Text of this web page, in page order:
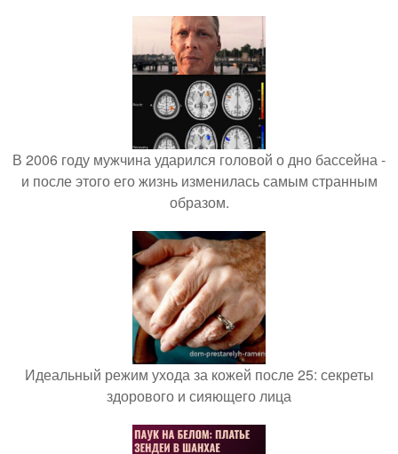
В 2006 году мужчина ударился головой о дно бассейна -
и после этого его жизнь изменилась самым странным
образом.
Идеальный режим ухода за кожей после 25: секреты
здорового и сияющего лица